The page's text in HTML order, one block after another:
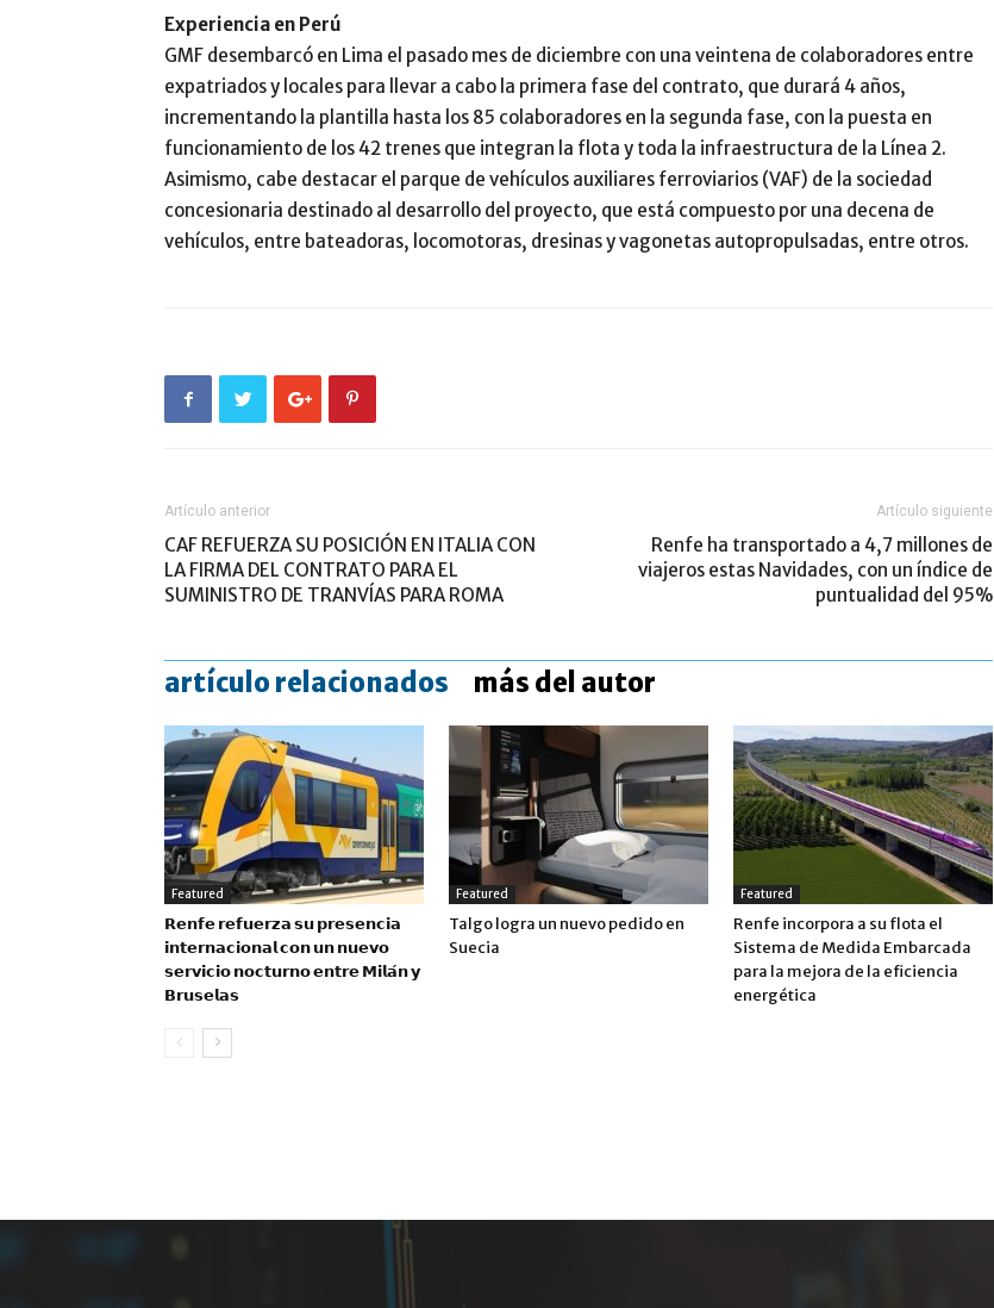
Experiencia en Perú
GMF desembarcó en Lima el pasado mes de diciembre con una veintena de colaboradores entre
expatriados y locales para llevar a cabo la primera fase del contrato, que durará 4 años,
incrementando la plantilla hasta los 85 colaboradores en la segunda fase, con la puesta en
funcionamiento de los 42 trenes que integran la flota y toda la infraestructura de la Línea 2.
Asimismo, cabe destacar el parque de vehículos auxiliares ferroviarios (VAF) de la sociedad
concesionaria destinado al desarrollo del proyecto, que está compuesto por una decena de
vehículos, entre bateadoras, locomotoras, dresinas y vagonetas autopropulsadas, entre otros.
Artículo anterior
CAF REFUERZA SU POSICIÓN EN ITALIA CON
LA FIRMA DEL CONTRATO PARA EL
SUMINISTRO DE TRANVÍAS PARA ROMA
Artículo siguiente
Renfe ha transportado a 4,7 millones de
viajeros estas Navidades, con un índice de
puntualidad del 95%
artículo relacionados más del autor
Featured
𝗥𝗲𝗻𝗳𝗲 𝗿𝗲𝗳𝘂𝗲𝗿𝘇𝗮 𝘀𝘂 𝗽𝗿𝗲𝘀𝗲𝗻𝗰𝗶𝗮
𝗶𝗻𝘁𝗲𝗿𝗻𝗮𝗰𝗶𝗼𝗻𝗮𝗹 𝗰𝗼𝗻 𝘂𝗻 𝗻𝘂𝗲𝘃𝗼
𝘀𝗲𝗿𝘃𝗶𝗰𝗶𝗼 𝗻𝗼𝗰𝘁𝘂𝗿𝗻𝗼 𝗲𝗻𝘁𝗿𝗲 𝗠𝗶𝗹𝗮́𝗻 𝘆
𝗕𝗿𝘂𝘀𝗲𝗹𝗮𝘀
Featured
Talgo logra un nuevo pedido en
Suecia
Featured
Renfe incorpora a su flota el
Sistema de Medida Embarcada
para la mejora de la eficiencia
energética